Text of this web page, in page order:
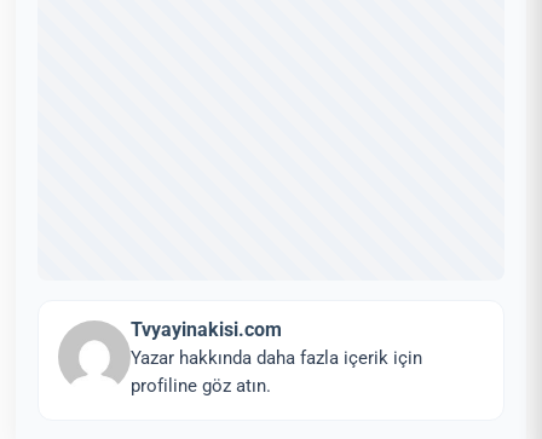
Tvyayinakisi.com
Yazar hakkında daha fazla içerik için
profiline göz atın.